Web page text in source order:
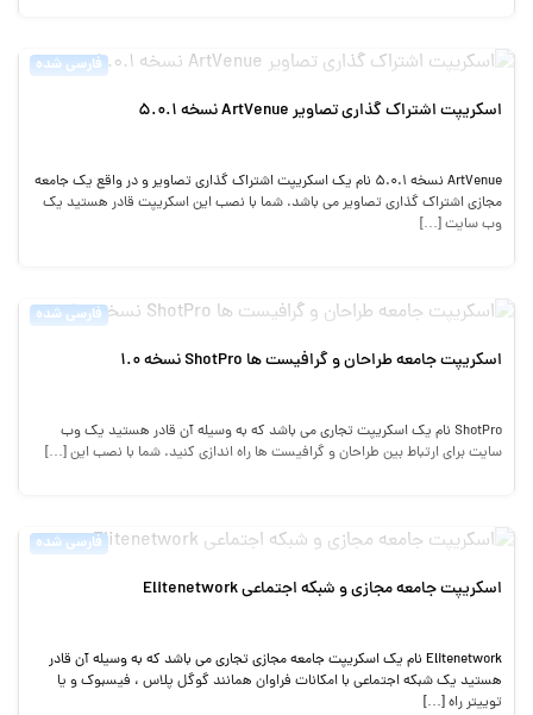
فارسی شده
اسکریپت اشتراک گذاری تصاویر ArtVenue نسخه 5.0.1
ArtVenue نسخه 5.0.1 نام یک اسکریپت اشتراک گذاری تصاویر و در واقع یک جامعه
مجازی اشتراک گذاری تصاویر می باشد. شما با نصب این اسکریپت قادر هستید یک
وب سایت […]
فارسی شده
اسکریپت جامعه طراحان و گرافیست ها ShotPro نسخه 1.0
ShotPro نام یک اسکریپت تجاری می باشد که به وسیله آن قادر هستید یک وب
سایت برای ارتباط بین طراحان و گرافیست ها راه اندازی کنید. شما با نصب این […]
فارسی شده
اسکریپت جامعه مجازی و شبکه اجتماعی Elitenetwork
Elitenetwork نام یک اسکریپت جامعه مجازی تجاری می باشد که به وسیله آن قادر
هستید یک شبکه اجتماعی با امکانات فراوان همانند گوگل پلاس ، فیسبوک و یا
توییتر راه […]